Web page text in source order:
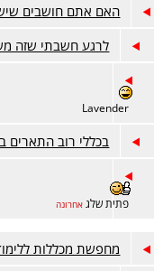
האם אתם חושבים
לרגע חשבתי שזה
Lavender
בכללי רוב התארים
פתית שלג אחרונה
מחפשת מכללות